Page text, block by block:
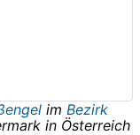
im Bezirk
in Österreich